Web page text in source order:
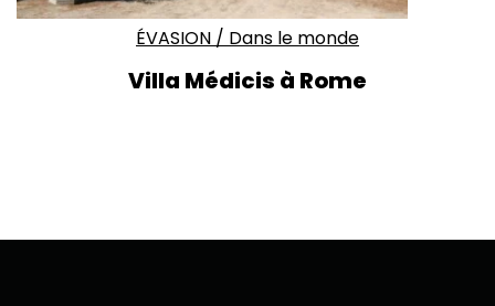
ÉVASION / Dans le monde
Villa Médicis à Rome